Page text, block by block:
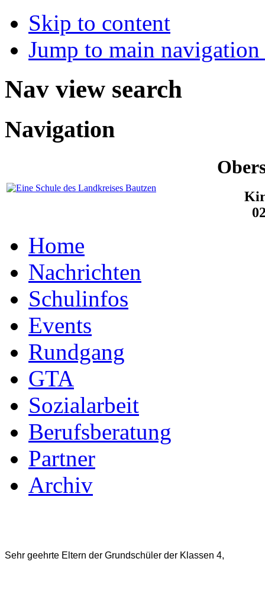
Skip to content
Jump to main
Nav view search
Navigation
Home
Nachrichten
Schulinfos
Events
Rundgang
GTA
Sozialarbeit
Berufsberatung
Partner
Archiv
Sehr geehrte Eltern der Grundschüler der Klassen 4,